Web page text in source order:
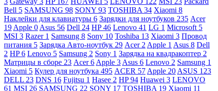
Bell 5 SAMSUNG 98 SONY 93 TOSHIBA 34 Xiaomi 8
Наклейки для клавиатуры 6 Зарядки для ноутбуков 235 Acer
19 Apple 0 Asus 56 Dell 24 HP46 Lenovo 41 LG 1 Microsoft 5
MSI 3 Razer 1 Samsung 8 Sony 10 Toshiba 13 Xiaomi 3 Провод
питания 5 Зарядка Авто-ноутбук 29 Acer 2 Apple 1 Asus 8 Dell
2 HP6 Lenovo 5 Samsung 2 Sony 1 Зарядка на квадракоптер 2
Матрицы в сборе 23 Acer6 Apple 3 Asus 6 Lenovo 2 Samsung 1
Xiaomi 5 Кулер для ноутбука 495 ACER 57 Apple 20 ASUS 123
DELL 23 DNS 16 Fujitsu 1 Hasee 2 HP94 Huawei 3 LENOVO
61 MSI 26 SAMSUNG 22 SONY 17 TOSHIBA 19 Xiaomi 11